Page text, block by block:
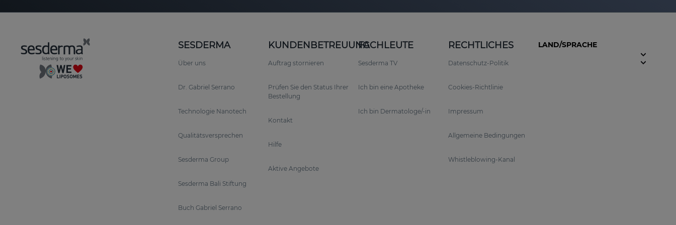
SESDERMA
Über uns
Dr. Gabriel Serrano
Technologie Nanotech
Qualitätsversprechen
Sesderma Group
Sesderma Bali Stiftung
Buch Gabriel Serrano
KUNDENBETREUUNG
Auftrag stornieren
Prüfen Sie den Status Ihrer
Bestellung
Kontakt
Hilfe
Aktive Angebote
FACHLEUTE
Sesderma TV
Ich bin eine Apotheke
Ich bin Dermatologe/-in
RECHTLICHES
Datenschutz-Politik
Cookies-Richtlinie
Impressum
Allgemeine Bedingungen
Whistleblowing-Kanal
LAND/SPRACHE